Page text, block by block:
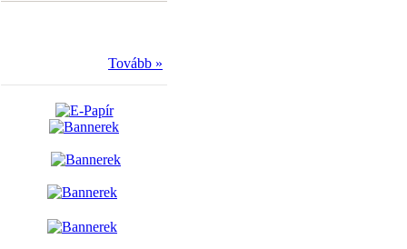
Tovább »